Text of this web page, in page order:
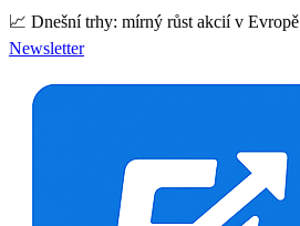
📈 Dnešní trhy: mírný růst akcií v Evropě
Newsletter